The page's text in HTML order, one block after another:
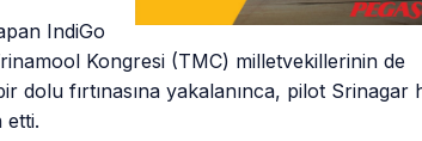
IndiGo
Kongresi (TMC) milletvekillerinin de
dolu fırtınasına yakalanınca, pilot Srinagar
etti.